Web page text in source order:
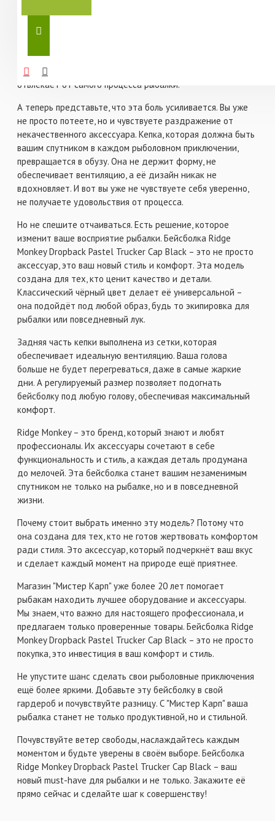
представьте, как часто комфорт и стиль отходят на
второй план, когда вы часами сидите у воды под палящим
внешний вид оставляет желать лучшего. Знакомо? Это не
просто неудобство – это настоящая боль, которая
отвлекает от самого процесса рыбалки.
А теперь представьте, что эта боль усиливается. Вы уже
не просто потеете, но и чувствуете раздражение от
некачественного аксессуара. Кепка, которая должна быть
вашим спутником в каждом рыболовном приключении,
превращается в обузу. Она не держит форму, не
обеспечивает вентиляцию, а её дизайн никак не
вдохновляет. И вот вы уже не чувствуете себя уверенно,
не получаете удовольствия от процесса.
Но не спешите отчаиваться. Есть решение, которое
изменит ваше восприятие рыбалки. Бейсболка Ridge
Monkey Dropback Pastel Trucker Cap Black – это не просто
аксессуар, это ваш новый стиль и комфорт. Эта модель
создана для тех, кто ценит качество и детали.
Классический чёрный цвет делает её универсальной –
она подойдёт под любой образ, будь то экипировка для
рыбалки или повседневный лук.
Задняя часть кепки выполнена из сетки, которая
обеспечивает идеальную вентиляцию. Ваша голова
больше не будет перегреваться, даже в самые жаркие
дни. А регулируемый размер позволяет подогнать
бейсболку под любую голову, обеспечивая максимальный
комфорт.
Ridge Monkey – это бренд, который знают и любят
профессионалы. Их аксессуары сочетают в себе
функциональность и стиль, а каждая деталь продумана
до мелочей. Эта бейсболка станет вашим незаменимым
спутником не только на рыбалке, но и в повседневной
жизни.
Почему стоит выбрать именно эту модель? Потому что
она создана для тех, кто не готов жертвовать комфортом
ради стиля. Это аксессуар, который подчеркнёт ваш вкус
и сделает каждый момент на природе ещё приятнее.
Магазин "Мистер Карп" уже более 20 лет помогает
рыбакам находить лучшее оборудование и аксессуары.
Мы знаем, что важно для настоящего профессионала, и
предлагаем только проверенные товары. Бейсболка Ridge
Monkey Dropback Pastel Trucker Cap Black – это не просто
покупка, это инвестиция в ваш комфорт и стиль.
Не упустите шанс сделать свои рыболовные приключения
ещё более яркими. Добавьте эту бейсболку в свой
гардероб и почувствуйте разницу. С "Мистер Карп" ваша
рыбалка станет не только продуктивной, но и стильной.
Почувствуйте ветер свободы, наслаждайтесь каждым
моментом и будьте уверены в своём выборе. Бейсболка
Ridge Monkey Dropback Pastel Trucker Cap Black – ваш
новый must-have для рыбалки и не только. Закажите её
прямо сейчас и сделайте шаг к совершенству!